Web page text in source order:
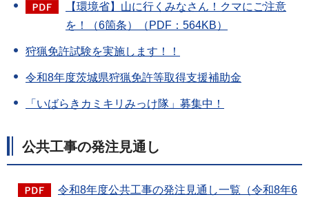
【環境省】山に行くみなさん！クマにご注意
を！（6箇条）（PDF：564KB）
狩猟免許試験を実施します！！
令和8年度茨城県狩猟免許等取得支援補助金
「いばらきカミキリみっけ隊」募集中！
公共工事の発注見通し
令和8年度公共工事の発注見通し一覧（令和8年6